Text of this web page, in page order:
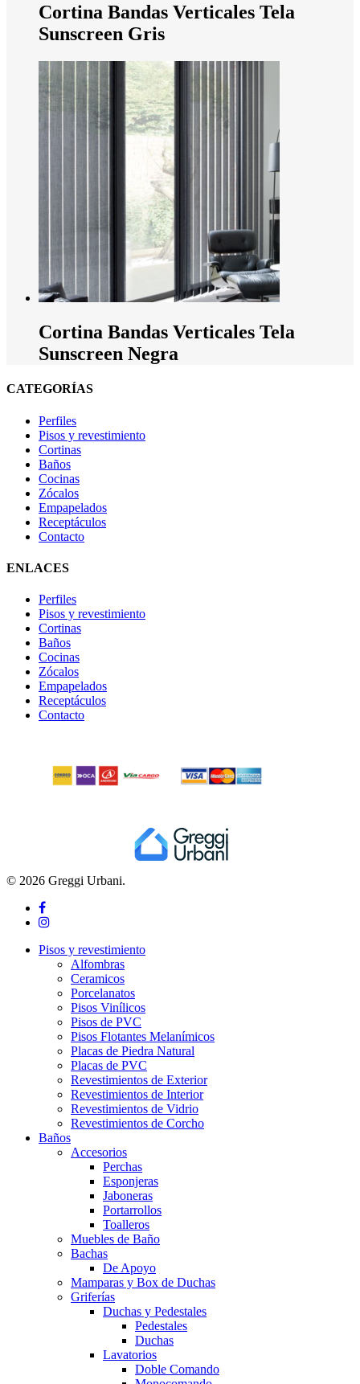
Cortina Bandas Verticales Tela
Sunscreen Gris
Cortina Bandas Verticales Tela
Sunscreen Negra
CATEGORÍAS
Perfiles
Pisos y revestimiento
Cortinas
Baños
Cocinas
Zócalos
Empapelados
Receptáculos
Contacto
ENLACES
Perfiles
Pisos y revestimiento
Cortinas
Baños
Cocinas
Zócalos
Empapelados
Receptáculos
Contacto
© 2026 Greggi Urbani.
facebook
instagram
Close
Pisos y revestimiento
Alfombras
Ceramicos
Porcelanatos
Pisos Vinílicos
Pisos de PVC
Pisos Flotantes Melanímicos
Placas de Piedra Natural
Placas de PVC
Revestimientos de Exterior
Revestimientos de Interior
Revestimientos de Vidrio
Revestimientos de Corcho
Baños
Accesorios
Perchas
Esponjeras
Jaboneras
Portarrollos
Toalleros
Muebles de Baño
Bachas
De Apoyo
Mamparas y Box de Duchas
Griferías
Duchas y Pedestales
Pedestales
Duchas
Lavatorios
Doble Comando